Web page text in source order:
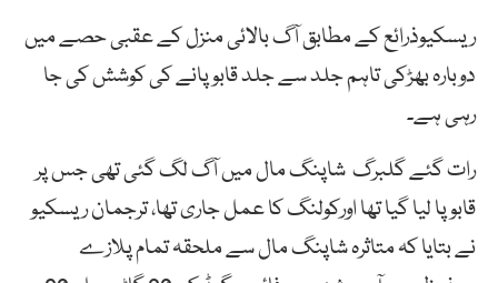
ریسکیوذرائع کے مطابق آگ بالائی منزل کے عقبی حصے میں
دوبارہ بھڑکی تاہم جلد سے جلد قابو پانے کی کوشش کی جا
رہی ہے۔
رات گئے گلبرگ شاپنگ مال میں آگ لگ گئی تھی جس پر
قابو پا لیا گیا تھا اورکولنگ کا عمل جاری تھا، ترجمان ریسکیو
نے بتایا کہ متاثرہ شاپنگ مال سے ملحقہ تمام پلازے